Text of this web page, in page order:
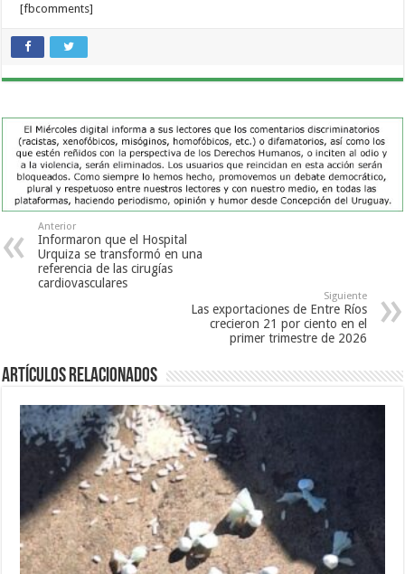
[fbcomments]
Anterior
Informaron que el Hospital
Urquiza se transformó en una
referencia de las cirugías
cardiovasculares
Siguiente
Las exportaciones de Entre Ríos
crecieron 21 por ciento en el
primer trimestre de 2026
Artículos Relacionados